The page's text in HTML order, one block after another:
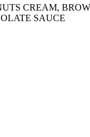
CREAM,
SAUCE